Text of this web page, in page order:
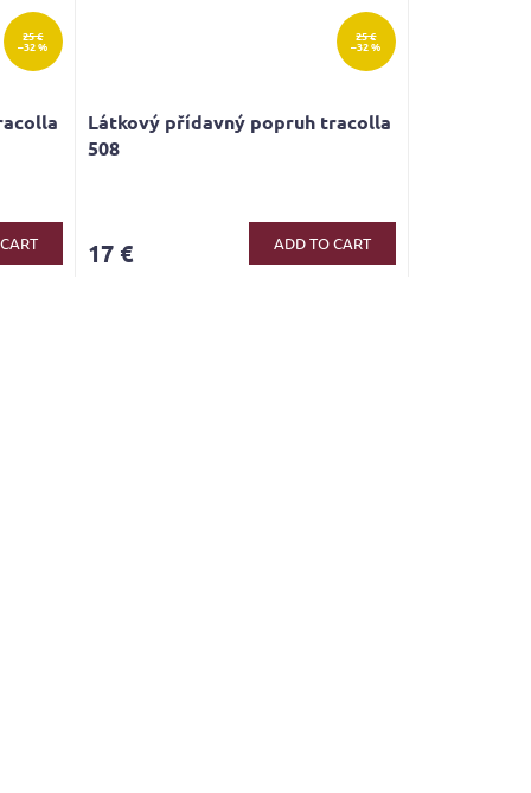
25 €
–32 %
25 €
–32 %
Látkový přídavný popruh tracolla
508
17 € ADD TO CART